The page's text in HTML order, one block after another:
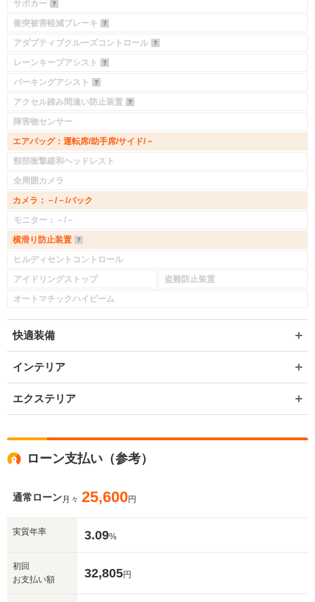
サポカー
衝突被害軽減ブレーキ
アダプティブクルーズコントロール
レーンキープアシスト
パーキングアシスト
アクセル踏み間違い防止装置
障害物センサー
エアバッグ：運転席/助手席/サイド/－
頸部衝撃緩和ヘッドレスト
全周囲カメラ
カメラ：－/－/バック
モニター：－/－
横滑り防止装置
ヒルディセントコントロール
アイドリングストップ
盗難防止装置
オートマチックハイビーム
快適装備
インテリア
エクステリア
ローン支払い（参考）
通常ローン月々 25,600円
実質年率 3.09%
初回
お支払い額
32,805円